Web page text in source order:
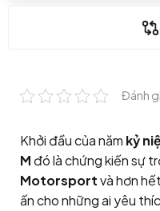
Đánh
Khởi đầu của năm kỷ
M đó là chứng kiến sự
Motorsportvà hơn
ấn cho những ai yêu